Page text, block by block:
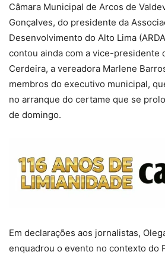
Câmara Municipal de Arcos de
Gonçalves, do presidente da
Desenvolvimento do Alto Lima
contou ainda com a vice-presidente
Cerdeira, a vereadora Marlene
membros do executivo municipal,
no arranque do certame que se
de domingo.
Em declarações aos jornalistas,
enquadrou o evento no contexto do